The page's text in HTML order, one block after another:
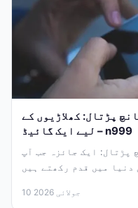
پڑتال: کھلاڑیوں کے
لیے ایک گائیڈ – n999
پڑتال: ایک جائزہ جب آپ
10 جولائی 2026